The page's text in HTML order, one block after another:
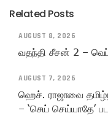
Related Posts
AUGUST 8, 2026
வதந்தி சீசன் 2 –
AUGUST 7, 2026
ஹெச். ராஜாவை
– ‘செய் செய்யாதே’